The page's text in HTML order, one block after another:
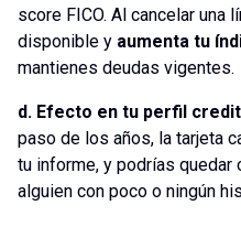
score FICO. Al cancelar una
disponible y aumenta tu
mantienes deudas vigentes.
d. Efecto en tu perfil
paso de los años, la tarjeta
tu informe, y podrías quedar
alguien con poco o ningún